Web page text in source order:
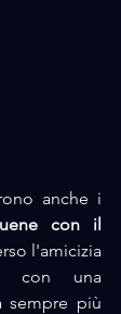
anche i
con il
l'amicizia
una
sempre più